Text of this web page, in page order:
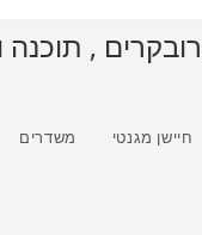
,
חיישן מגנטי משדרים